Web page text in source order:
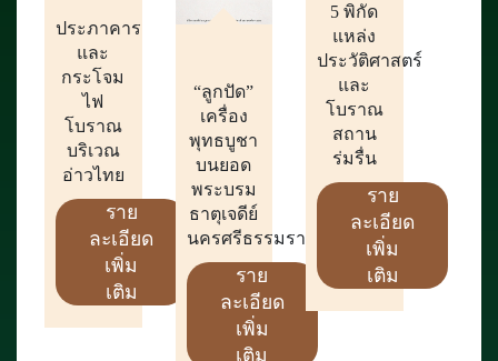
ประภาคาร
และ
กระโจม
ไฟ
โบราณ
บริเวณ
อ่าวไทย
ราย
ละเอียด
เพิ่ม
เติม
“ลูกปัด”
เครื่อง
พุทธบูชา
บนยอด
พระบรม
ธาตุเจดีย์
นครศรีธรรมราช
ราย
ละเอียด
เพิ่ม
เติม
5 พิกัด
แหล่ง
ประวัติศาสตร์
และ
โบราณ
สถาน
ร่มรื่น
ราย
ละเอียด
เพิ่ม
เติม